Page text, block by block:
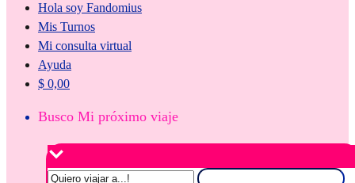
Hola soy Fandomius
Mis Turnos
Mi consulta virtual
Ayuda
$ 0,00
Busco Mi próximo viaje